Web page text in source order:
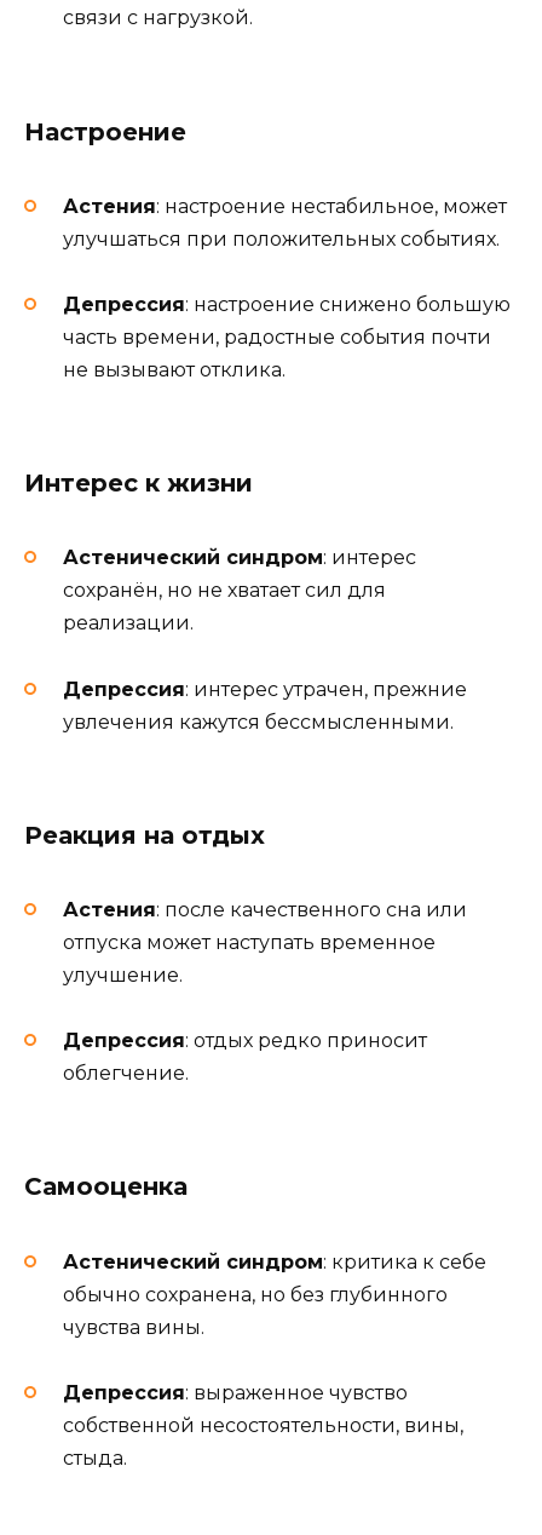
связи с нагрузкой.
Настроение
Астения: настроение нестабильное, может
улучшаться при положительных событиях.
Депрессия: настроение снижено большую
часть времени, радостные события почти
не вызывают отклика.
Интерес к жизни
Астенический синдром: интерес
сохранён, но не хватает сил для
реализации.
Депрессия: интерес утрачен, прежние
увлечения кажутся бессмысленными.
Реакция на отдых
Астения: после качественного сна или
отпуска может наступать временное
улучшение.
Депрессия: отдых редко приносит
облегчение.
Самооценка
Астенический синдром: критика к себе
обычно сохранена, но без глубинного
чувства вины.
Депрессия: выраженное чувство
собственной несостоятельности, вины,
стыда.